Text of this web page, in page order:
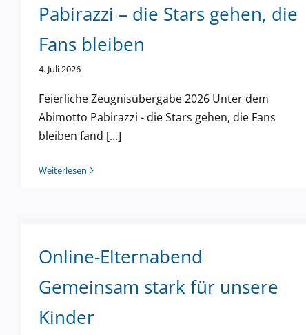
Pabirazzi – die Stars gehen, die
Fans bleiben
4. Juli 2026
Feierliche Zeugnisübergabe 2026 Unter dem
Abimotto Pabirazzi - die Stars gehen, die Fans
bleiben fand [...]
Weiterlesen
Online-Elternabend
Gemeinsam stark für unsere
Kinder